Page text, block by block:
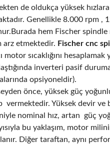
de oldukça yüksek
Genellikle 8.000 rpm ,
hem Fischer spindle
arz etmektedir. Fischer cnc
motor sıcaklığını
inverteri pasif
opsiyoneldir).
önce, yüksek güç
vermektedir. Yüksek devir ve
nominal hız, artan güç
bu yaklaşım, motor
Diğer taraftan, aynı